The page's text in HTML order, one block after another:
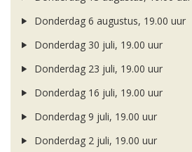
Donderdag 6 augustus, 19.00 uur
Donderdag 30 juli, 19.00 uur
Donderdag 23 juli, 19.00 uur
Donderdag 16 juli, 19.00 uur
Donderdag 9 juli, 19.00 uur
Donderdag 2 juli, 19.00 uur